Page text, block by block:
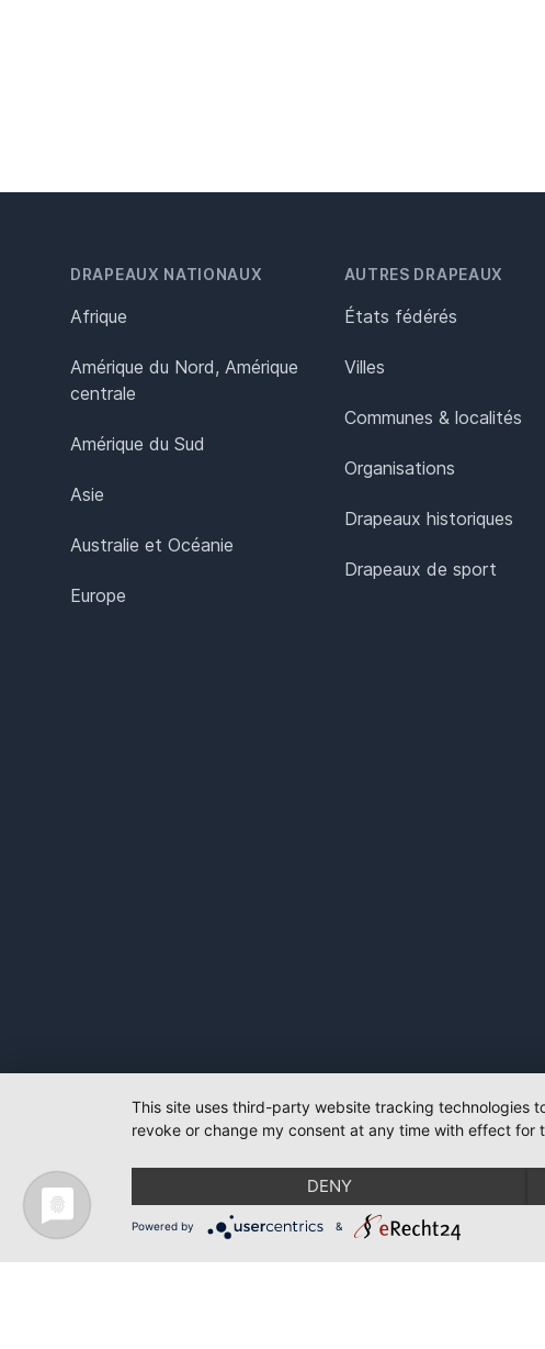
DRAPEAUX NATIONAUX
Afrique
Amérique du Nord, Amérique
centrale
Amérique du Sud
Asie
Australie et Océanie
Europe
AUTRES DRAPEAUX
États fédérés
Villes
Communes & localités
Organisations
Drapeaux historiques
Drapeaux de sport
This site uses third-party website tracking technologies
revoke or change my consent at any time with effect for
DENY
Powered by &